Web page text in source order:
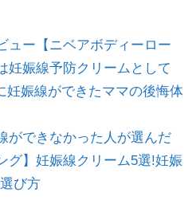
ュー【ニベアボディーロー
妊娠線予防クリームとして
妊娠線ができたママの後悔体
ができなかった人が選んだ
グ】妊娠線クリーム5選!妊娠
び方